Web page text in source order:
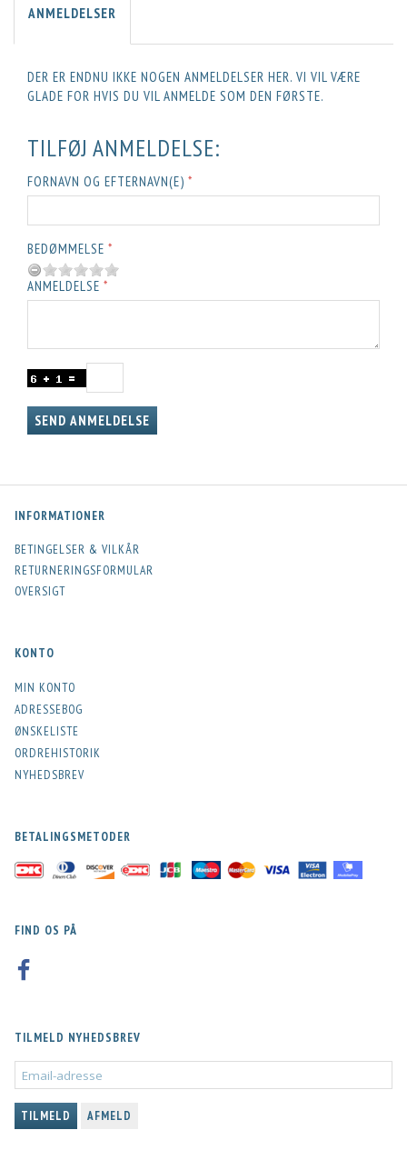
ANMELDELSER
DER ER ENDNU IKKE NOGEN ANMELDELSER HER. VI VIL VÆRE
GLADE FOR HVIS DU VIL ANMELDE SOM DEN FØRSTE.
TILFØJ ANMELDELSE:
FORNAVN OG EFTERNAVN(E)
BEDØMMELSE
ANMELDELSE
SEND ANMELDELSE
INFORMATIONER
BETINGELSER & VILKÅR
RETURNERINGSFORMULAR
OVERSIGT
KONTO
MIN KONTO
ADRESSEBOG
ØNSKELISTE
ORDREHISTORIK
NYHEDSBREV
BETALINGSMETODER
FIND OS PÅ
TILMELD NYHEDSBREV
EMAIL-
ADRESSE
TILMELD AFMELD